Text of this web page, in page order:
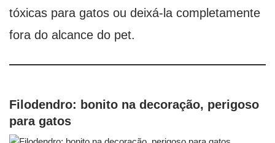
tóxicas para gatos ou deixá-la completamente
fora do alcance do pet.
Filodendro: bonito na decoração, perigoso
para gatos